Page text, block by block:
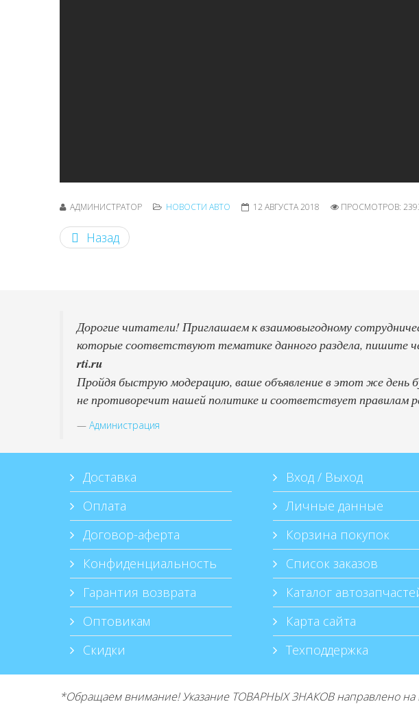
АДМИНИСТРАТОР НОВОСТИ АВТО 12 АВГУСТА 2018 ПРОСМОТРОВ:
Назад
Дорогие читатели! Приглашаем к взаимовыгодному
которые соответствуют тематике данного раздела, пишите
Пройдя быструю модерацию, ваше объявление в этот же день
не противоречит нашей политике и соответствует
Администрация
Доставка
Оплата
Договор-аферта
Конфиденциальность
Гарантия возврата
Оптовикам
Скидки
Вход / Выход
Личные данные
Корзина покупок
Список заказов
Каталог
Карта сайта
Техподдержка
*Обращаем внимание! Указание ТОВАРНЫХ ЗНАКОВ направлено на